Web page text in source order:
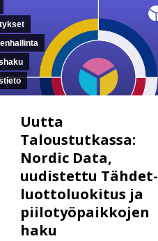
Uutta
Taloustutkassa:
Nordic Data,
uudistettu Tähdet-
luottoluokitus ja
piilotyöpaikkojen
haku